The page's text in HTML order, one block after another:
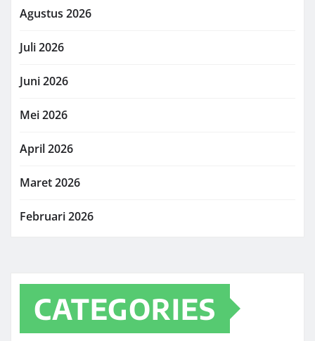
Agustus 2026
Juli 2026
Juni 2026
Mei 2026
April 2026
Maret 2026
Februari 2026
CATEGORIES